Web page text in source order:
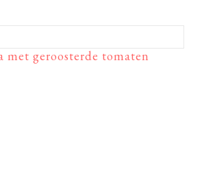
met geroosterde tomaten